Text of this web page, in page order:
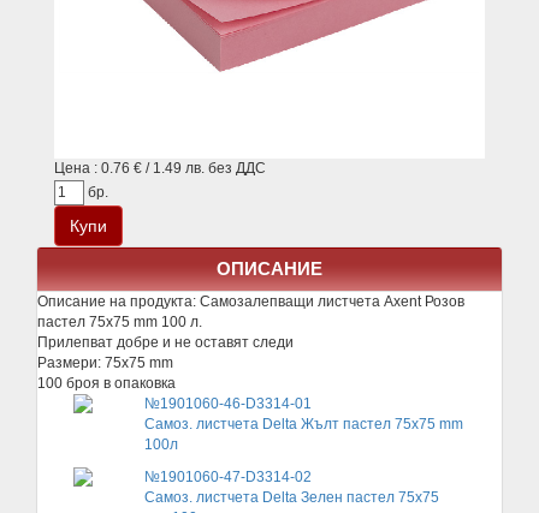
Цена : 0.76 € / 1.49 лв. без ДДС
бр.
ОПИСАНИЕ
Описание на продукта: Самозалепващи листчета Axent Розов
пастел 75х75 mm 100 л.
Прилепват добре и не оставят следи
Размери: 75x75 mm
100 броя в опаковка
№1901060-46-D3314-01
Самоз. листчета Delta Жълт пастел 75х75 mm
100л
№1901060-47-D3314-02
Самоз. листчета Delta Зелен пастел 75х75